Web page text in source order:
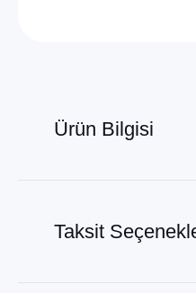
Ürün Bilgisi
Taksit